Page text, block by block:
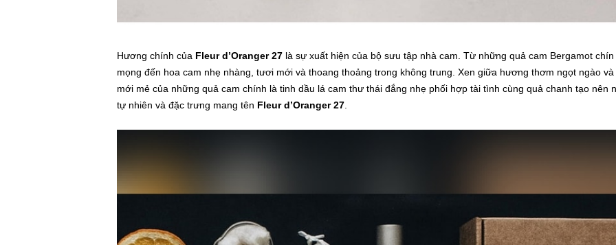
Hương chính của Fleur d’Oranger 27 là sự xuất hiện của bộ sưu tập nhà cam. Từ những quả cam Bergamot chín
mọng đến hoa cam nhẹ nhàng, tươi mới và thoang thoảng trong không trung. Xen giữa hương thơm ngọt ngào và
mới mẻ của những quả cam chính là tinh dầu lá cam thư thái đắng nhẹ phối hợp tài tình cùng quả chanh tạo nên
tự nhiên và đặc trưng mang tên Fleur d’Oranger 27